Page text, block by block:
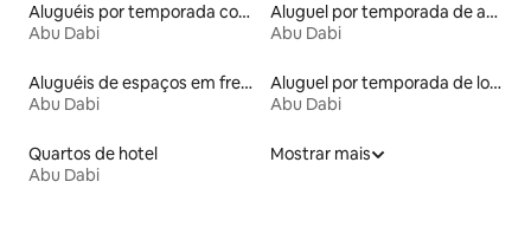
Aluguéis por temporada com banheira de hidromassagem
Abu Dabi
Aluguel por temporada de apart-hotéis
Abu Dabi
Aluguéis de espaços em frente à praia
Abu Dabi
Aluguel por temporada de lofts
Abu Dabi
Quartos de hotel
Abu Dabi
Mostrar mais